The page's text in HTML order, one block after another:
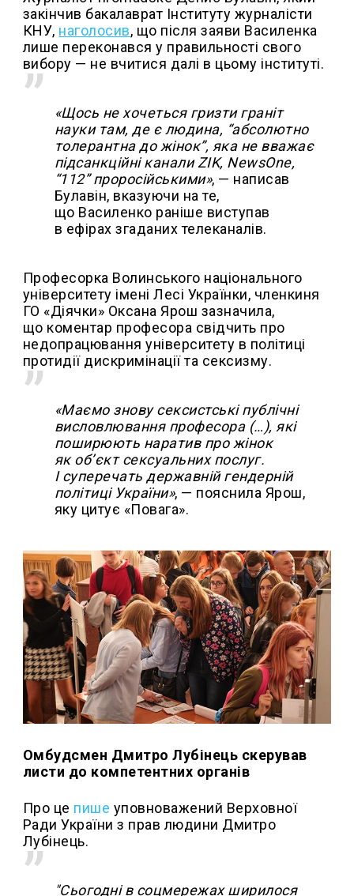
закінчив бакалаврат Інституту журналісти
КНУ, наголосив, що після заяви Василенка
лише переконався у правильності свого
вибору — не вчитися далі в цьому інституті.
«Щось не хочеться гризти граніт
науки там, де є людина, “абсолютно
толерантна до жінок”, яка не вважає
підсанкційні канали ZIK, NewsOne,
“112” проросійськими», — написав
Булавін, вказуючи на те,
що Василенко раніше виступав
в ефірах згаданих телеканалів.
Професорка Волинського національного
університету імені Лесі Українки, членкиня
ГО «Діячки» Оксана Ярош зазначила,
що коментар професора свідчить про
недопрацювання університету в політиці
протидії дискримінації та сексизму.
«Маємо знову сексистські публічні
висловлювання професора (…), які
поширюють наратив про жінок
як об’єкт сексуальних послуг.
І суперечать державній гендерній
політиці України», — пояснила Ярош,
яку цитує «Повага».
Омбудсмен Дмитро Лубінець скерував
листи до компетентних органів
Про це пише уповноважений Верховної
Ради України з прав людини Дмитро
Лубінець.
"Сьогодні в соцмережах ширилося